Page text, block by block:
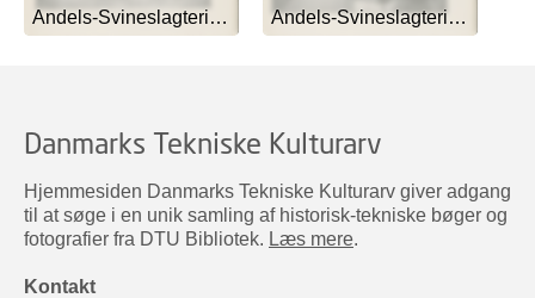
Andels-Svineslagteriet i Kolding - 1913
Andels-Svineslagteriet i Kolding - 1913
Danmarks Tekniske Kulturarv
Hjemmesiden Danmarks Tekniske Kulturarv giver adgang
til at søge i en unik samling af historisk-tekniske bøger og
fotografier fra DTU Bibliotek. Læs mere.
Kontakt